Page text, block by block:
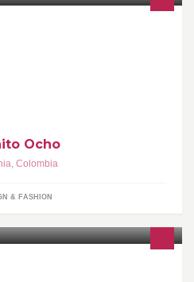
Ocho
, Colombia
& FASHION